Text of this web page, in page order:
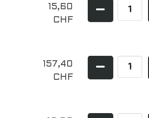
15,60
CHF
157,40
CHF